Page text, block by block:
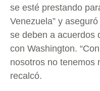
se esté prestando
Venezuela” y
se deben a acuerdos
con Washington.
nosotros no tenemos
recalcó.